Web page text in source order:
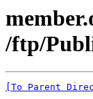
/ftp/
[To Parent